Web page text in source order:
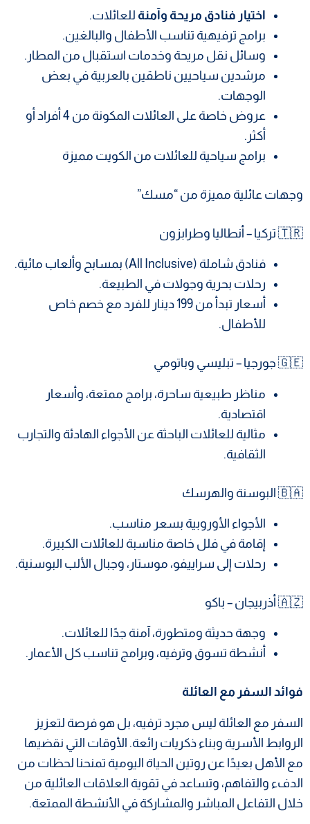
اختيار فنادق مريحة وآمنة للعائلات.
برامج ترفيهية تناسب الأطفال والبالغين.
وسائل نقل مريحة وخدمات استقبال من المطار.
مرشدين سياحيين ناطقين بالعربية في بعض
الوجهات.
عروض خاصة على العائلات المكونة من 4 أفراد أو
أكثر.
برامج سياحية للعائلات من الكويت مميزة
وجهات عائلية مميزة من “مسك”
🇹🇷 تركيا – أنطاليا وطرابزون
فنادق شاملة (All Inclusive) بمسابح وألعاب مائية.
رحلات بحرية وجولات في الطبيعة.
أسعار تبدأ من 199 دينار للفرد مع خصم خاص
للأطفال.
🇬🇪 جورجيا – تبليسي وباتومي
مناظر طبيعية ساحرة، برامج ممتعة، وأسعار
اقتصادية.
مثالية للعائلات الباحثة عن الأجواء الهادئة والتجارب
الثقافية.
🇧🇦 البوسنة والهرسك
الأجواء الأوروبية بسعر مناسب.
إقامة في فلل خاصة مناسبة للعائلات الكبيرة.
رحلات إلى سراييفو، موستار، وجبال الألب البوسنية.
🇦🇿 أذربيجان – باكو
وجهة حديثة ومتطورة، آمنة جدًا للعائلات.
أنشطة تسوق وترفيه، وبرامج تناسب كل الأعمار.
فوائد السفر مع العائلة
السفر مع العائلة ليس مجرد ترفيه، بل هو فرصة لتعزيز
الروابط الأسرية وبناء ذكريات رائعة. الأوقات التي نقضيها
مع الأهل بعيدًا عن روتين الحياة اليومية تمنحنا لحظات من
الدفء والتفاهم، وتساعد في تقوية العلاقات العائلية من
خلال التفاعل المباشر والمشاركة في الأنشطة الممتعة.